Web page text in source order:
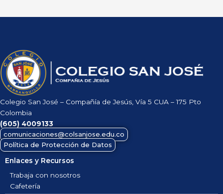
Colegio San José – Compañía de Jesús, Vía 5 CUA – 175 Pto
Colombia
(605) 4009133
comunicaciones@colsanjose.edu.co
Política de Protección de Datos
Enlaces y Recursos
Trabaja con nosotros
Cafetería